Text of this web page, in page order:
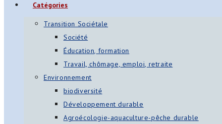
Catégories
Transition Sociétale
Société
Éducation, formation
Travail, chômage, emploi, retraite
Environnement
biodiversité
Développement durable
Agroécologie-aquaculture-pêche durable